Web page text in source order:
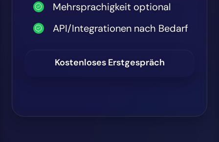
Mehrsprachigkeit optional
API/Integrationen nach Bedarf
Kostenloses Erstgespräch